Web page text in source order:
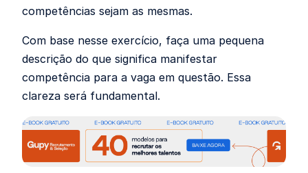
competências sejam as mesmas.
Com base nesse exercício, faça uma pequena
descrição do que significa manifestar
competência para a vaga em questão. Essa
clareza será fundamental.